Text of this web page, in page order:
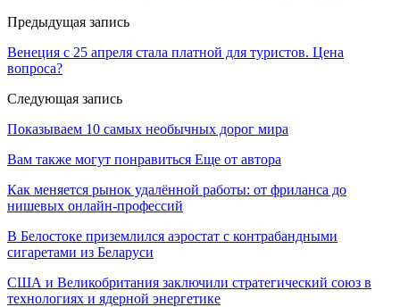
Предыдущая запись
Венеция с 25 апреля стала платной для туристов. Цена
вопроса?
Следующая запись
Показываем 10 самых необычных дорог мира
Вам также могут понравиться Еще от автора
Как меняется рынок удалённой работы: от фриланса до
нишевых онлайн-профессий
В Белостоке приземлился аэростат с контрабандными
сигаретами из Беларуси
США и Великобритания заключили стратегический союз в
технологиях и ядерной энергетике